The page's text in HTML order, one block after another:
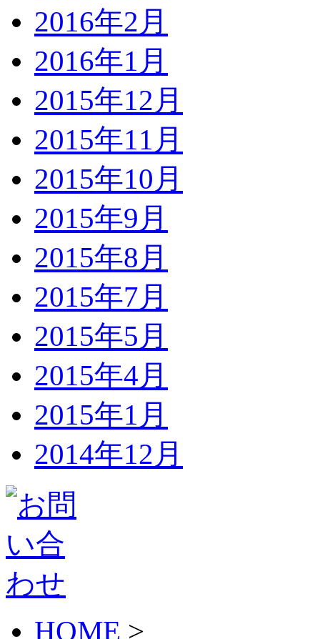
2016年2月
2016年1月
2015年12月
2015年11月
2015年10月
2015年9月
2015年8月
2015年7月
2015年5月
2015年4月
2015年1月
2014年12月
HOME >